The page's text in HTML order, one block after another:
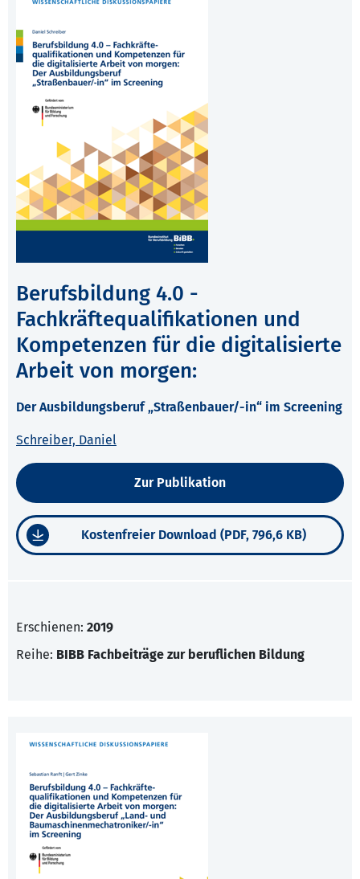
Berufsbildung 4.0 -
Fachkräftequalifikationen und
Kompetenzen für die digitalisierte
Arbeit von morgen:
Der Ausbildungsberuf „Straßenbauer/-in“ im Screening
Schreiber, Daniel
Zur Publikation
Kostenfreier Download (PDF, 796,6 KB)
Erschienen: 2019
Reihe: BIBB Fachbeiträge zur beruflichen Bildung